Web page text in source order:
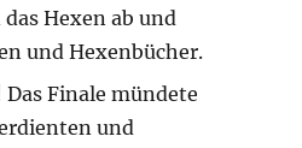
Hexen ab und
und Hexenbücher.
Finale mündete
und